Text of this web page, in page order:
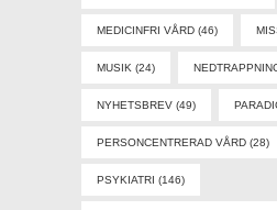
MEDICINFRI VÅRD (46)
MUSIK (24)
NYHETSBREV (49)
PERSONCENTRERAD VÅRD (28)
PSYKIATRI (146)